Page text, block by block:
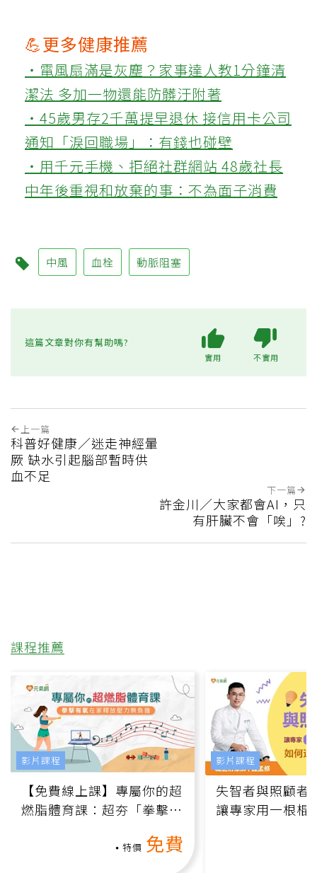
💪更多健康推薦
‧電風扇滿是灰塵？家事達人教1分鐘清
潔法 多加一物還能防髒汙附著
‧45歲男存2千萬提早退休 接信用卡公司
通知「淚回職場」：有錢也碰壁
‧用千元手機、拒絕社群網站 48歲社長
中年後重視和放棄的事：不為面子消費
中風 血栓 動脈阻塞
這篇文章對你有幫助嗎?
實用 不實用
上一篇
科普好健康／迷走神經暈
厥 缺水引起腦部暫時供
血不足
下一篇
許金川／大家都會AI，只
有肝臟不會「唉」?
課程推薦
【免費線上課】專屬你的超
燃脂體育課：超夯「拳擊有
特價 免費
影片課程
失智者與照顧者
讓專家用一根棍
影片課程